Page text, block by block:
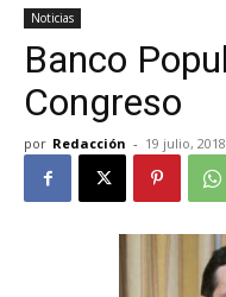
Noticias
Banco
Congreso
por Redacción - 19 julio, 2018